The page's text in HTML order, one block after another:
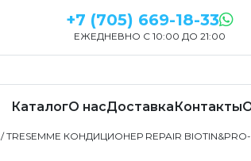
+7 (705) 669-18-33
ЕЖЕДНЕВНО С 10:00 ДО 21:00
КаталогО насДоставкаКонтакты
/ TRESEMME КОНДИЦИОНЕР REPAIR